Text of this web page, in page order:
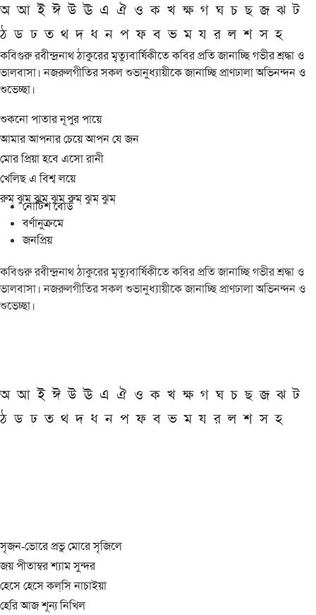
অ আ ই ঈ উ ঊ এ ঐ ও ক খ ক্ষ গ ঘ চ ছ জ ঝ ট
ঠ ড ঢ ত থ দ ধ ন প ফ ব ভ ম য র ল শ স হ
কবিগুরু রবীন্দ্রনাথ ঠাকুরের মৃত্যুবার্ষিকীতে কবির প্রতি জানাচ্ছি গভীর শ্রদ্ধা ও
ভালবাসা। নজরুলগীতির সকল শুভানুধ্যায়ীকে জানাচ্ছি প্রাণঢালা অভিনন্দন ও
শুভেচ্ছা।
শুকনো পাতার নূপুর পায়ে
আমার আপনার চেয়ে আপন যে জন
মোর প্রিয়া হবে এসো রানী
খেলিছ এ বিশ্ব লয়ে
রুম্ ঝুম্ ঝুম্ ঝুম্ রুম্ ঝুম্ ঝুম্
নোটিশ বোর্ড
বর্ণানুক্রমে
জনপ্রিয়
কবিগুরু রবীন্দ্রনাথ ঠাকুরের মৃত্যুবার্ষিকীতে কবির প্রতি জানাচ্ছি গভীর শ্রদ্ধা ও
ভালবাসা। নজরুলগীতির সকল শুভানুধ্যায়ীকে জানাচ্ছি প্রাণঢালা অভিনন্দন ও
শুভেচ্ছা।
অ আ ই ঈ উ ঊ এ ঐ ও ক খ ক্ষ গ ঘ চ ছ জ ঝ ট
ঠ ড ঢ ত থ দ ধ ন প ফ ব ভ ম য র ল শ স হ
সৃজন-ভোরে প্রভু মোরে সৃজিলে
জয় পীতাম্বর শ্যাম সুন্দর
হেসে হেসে কল্‌সি নাচাইয়া
হেরি আজ শূন্য নিখিল